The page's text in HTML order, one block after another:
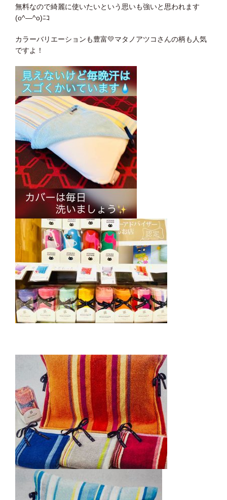
無料なので綺麗に使いたいという思いも強いと思われます
(o^―^o)ﾆｺ
カラーバリエーションも豊富💛マタノアツコさんの柄も人気
ですよ！